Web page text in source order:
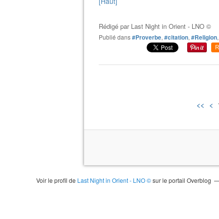
Rédigé par Last Night in Orient - LNO ©
Publié dans#Proverbe, #citation, #Religion
<< <
Voir le profil de Last Night in Orient - LNO ©sur le portail Overblog